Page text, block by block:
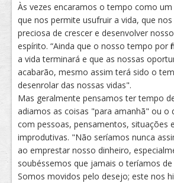
Às vezes encaramos o tempo como
que nos permite usufruir a vida, que nos
preciosa de crescer e desenvolver
espírito. “Ainda que o nosso tempo por
a vida terminará e que as nossas
acabarão, mesmo assim terá sido o
desenrolar das nossas vidas".
Mas geralmente pensamos ter tempo
adiamos as coisas "para amanhã" ou o
com pessoas, pensamentos, situações
improdutivas. "Não seríamos nunca
ao emprestar nosso dinheiro,
soubéssemos que jamais o teríamos
Somos movidos pelo desejo; este nos